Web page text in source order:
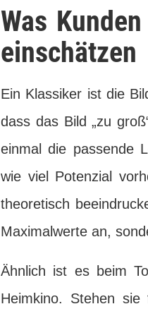
Was
einschätzen
Ein Klassiker ist die
dass das Bild „zu
einmal die passende
wie viel Potenzial
theoretisch
Maximalwerte an,
Ähnlich ist es beim
Heimkino. Stehen